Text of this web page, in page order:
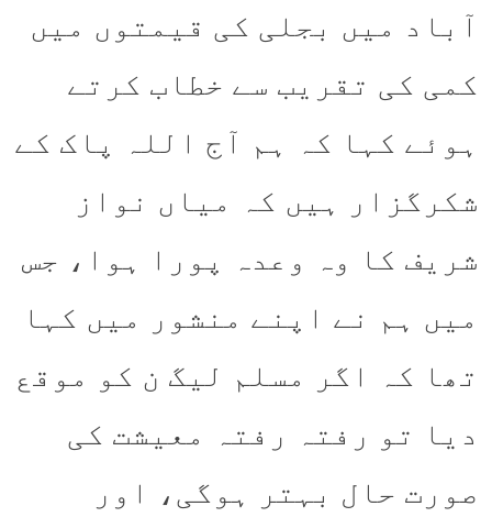
آباد میں بجلی کی قیمتوں میں
کمی کی تقریب سے خطاب کرتے
ہوئے کہا کہ ہم آج اللہ پاک کے
شکرگزار ہیں کہ میاں نواز
شریف کا وہ وعدہ پورا ہوا، جس
میں ہم نے اپنے منشور میں کہا
تھا کہ اگر مسلم لیگ ن کو موقع
دیا تو رفتہ رفتہ معیشت کی
صورت حال بہتر ہوگی، اور